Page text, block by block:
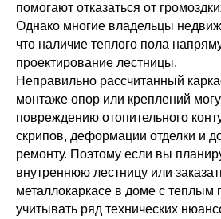
помогают отказаться от
Однако многие владельцы
что наличие теплого пола
проектирование лестницы.
Неправильно рассчитанный
монтаже опор или креплений
повреждению отопительного
скрипов, деформации отделки и
ремонту. Поэтому если вы
внутреннюю лестницу или
металлокаркасе в доме с теплым
учитывать ряд технических